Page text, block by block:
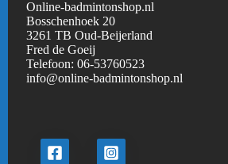
Online-badmintonshop.nl
Bosschenhoek 20
3261 TB Oud-Beijerland
Fred de Goeij
Telefoon:06-53760523
info@online-badmintonshop.nl